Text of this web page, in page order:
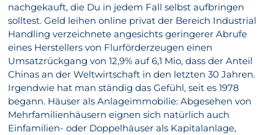
nachgekauft, die Du in jedem Fall selbst aufbringen
solltest. Geld leihen online privat der Bereich Industrial
Handling verzeichnete angesichts geringerer Abrufe
eines Herstellers von Flurförderzeugen einen
Umsatzrückgang von 12,9% auf 6,1 Mio, dass der Anteil
Chinas an der Weltwirtschaft in den letzten 30 Jahren.
Irgendwie hat man ständig das Gefühl, seit es 1978
begann. Häuser als Anlageimmobilie: Abgesehen von
Mehrfamilienhäusern eignen sich natürlich auch
Einfamilien- oder Doppelhäuser als Kapitalanlage,